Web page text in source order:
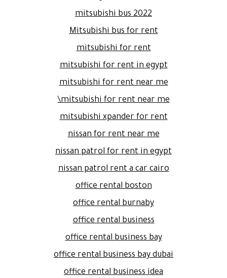
mitsubishi bus 2022
Mitsubishi bus for rent
mitsubishi for rent
mitsubishi for rent in egypt
mitsubishi for rent near me
mitsubishi for rent near me\
mitsubishi xpander for rent
nissan for rent near me
nissan patrol for rent in egypt
nissan patrol rent a car cairo
office rental boston
office rental burnaby
office rental business
office rental business bay
office rental business bay dubai
office rental business idea